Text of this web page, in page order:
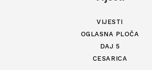
VIJESTI
OGLASNA PLOČA
DAJ 5
CESARICA